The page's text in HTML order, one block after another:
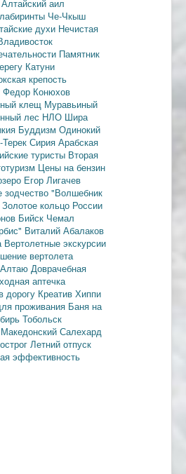
Алтайский аил
Че-Чкыш
духи Нечистая
Памятник
Катуни
крепость
Федор Конюхов
клещ Муравьиный
лес НЛО Шира
Буддизм Одинокий
Сирия Арабская
туристы Вторая
Цены на бензин
Егор Лигачев
зодчество "Волшебник
Золотое кольцо России
Бийск Чемал
Виталий Абалаков
Вертолетные экскурсии
вертолета
Доврачебная
аптечка
дорогу Креатив Хиппи
проживания Баня на
Тобольск
Салехард
Летний отпуск
эффективность